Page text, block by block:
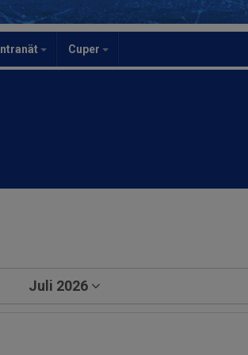
Intranät Cuper
Juli 2026